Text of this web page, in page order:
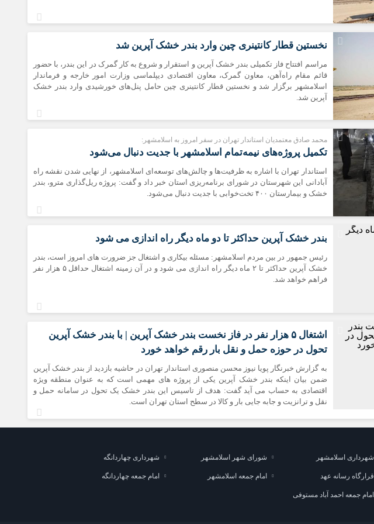
شهرک های صنعتی
کاشانی
محمدیه
نخستین قطار کانتینری چین وارد بندر خشک آپرین شد
مراسم افتتاح فاز تکمیلی بندر خشک آپرین و استقرار و شروع به کار گمرک در این بندر، با حضور
قائم مقام راه‌آهن، معاون گمرک، معاون اقتصادی دیپلماسی وزارت امور خارجه و فرماندار
اسلامشهر برگزار شد و نخستین قطار کانتینری چین حامل پنل‌های خورشیدی وارد بندر خشک
آپرین شد.
محمد صادق معتمدیان استاندار تهران در سفر امروز به اسلامشهر:
تکمیل پروژه‌های نیمه‌تمام اسلامشهر با جدیت دنبال می‌شود
استاندار تهران با اشاره به ظرفیت‌ها و چالش‌های توسعه‌ای اسلامشهر، از نهایی شدن نقشه راه
آبادانی این شهرستان در شورای برنامه‌ریزی استان خبر داد و گفت: پروژه ریل‌گذاری مترو، بندر
خشک و بیمارستان ۴۰۰ تخت‌خوابی با جدیت دنبال می‌شود.
بندر خشک آپرین حداکثر تا دو ماه دیگر راه اندازی می شود
رئیس جمهور در بین مردم اسلامشهر: مسئله بیکاری و اشتغال جز ضرورت های امروز است، بندر
خشک آپرین حداکثر تا ۲ ماه دیگر راه اندازی می شود و در آن زمینه اشتغال حداقل ۵ هزار نفر
فراهم خواهد شد.
اشتغال ۵ هزار نفر در فاز نخست بندر خشک آپرین | با بندر خشک آپرین
تحول در حوزه حمل و نقل بار رقم خواهد خورد
به گزارش خبرنگار پویا نیوز محسن منصوری استاندار تهران در حاشیه بازدید از بندر خشک آپرین
ضمن بیان اينکه بندر خشک آپرین یکی از پروژه های مهمی است که به عنوان منطقه ویژه
اقتصادی به حساب می آید گفت: هدف از تاسیس این بندر خشک یک تحول در سامانه حمل و
نقل و ترانزیت و جابه جایی بار و کالا در سطح استان تهران است.
شهرداری اسلامشهر شورای شهر اسلامشهر شهرداری چهاردانگه
قرارگاه رسانه عهد امام جمعه اسلامشهر امام جمعه چهاردانگه
امام جمعه احمد آباد مستوفی